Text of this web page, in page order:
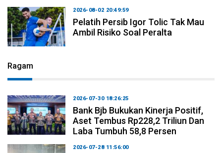
2026-08-02 20:49:59
Pelatih Persib Igor Tolic Tak Mau
Ambil Risiko Soal Peralta
Ragam
2026-07-30 18:26:25
Bank Bjb Bukukan Kinerja Positif,
Aset Tembus Rp228,2 Triliun Dan
Laba Tumbuh 58,8 Persen
2026-07-28 11:56:00